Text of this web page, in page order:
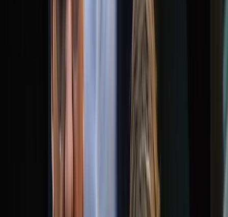
বরিশালটাইমস রিপোর্ট